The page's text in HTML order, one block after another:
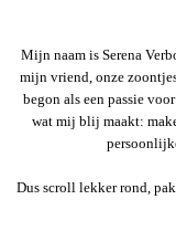
Mijn naam is Serena
mijn vriend, onze
begon als een passie
wat mij blij maakt:
Dus scroll lekker rond,